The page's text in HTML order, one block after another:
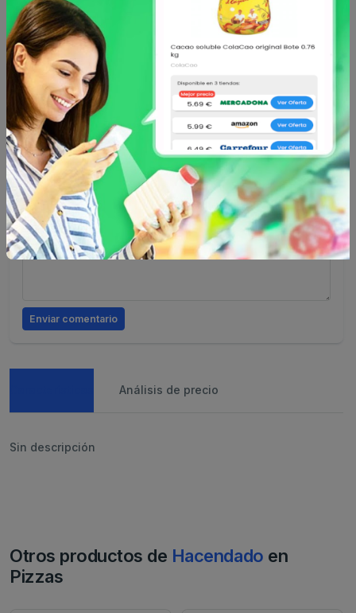
Comentarios Opiniones de usuarios
Aún no hay comentarios.
Escribe tu comentario
Nombre
Valoración
Comentario
Enviar comentario
Análisis de precio
Sin descripción
Otros productos de Hacendado en
Pizzas